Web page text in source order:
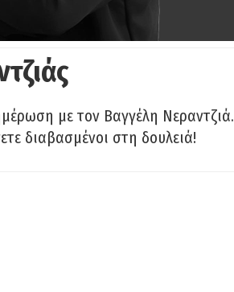
με τον Βαγγέλη Νεραντζιά.
διαβασμένοι στη δουλειά!